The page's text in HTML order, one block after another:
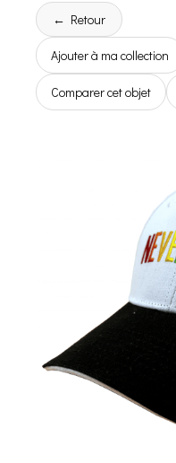
← Retour
Ajouter à ma collection
Comparer cet objet